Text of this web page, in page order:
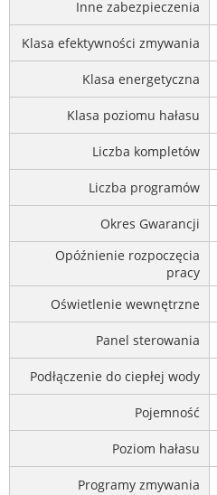
Inne zabezpieczenia
Klasa efektywności zmywania
Klasa energetyczna
Klasa poziomu hałasu
Liczba kompletów
Liczba programów
Okres Gwarancji
Opóźnienie rozpoczęcia
pracy
Oświetlenie wewnętrzne
Panel sterowania
Podłączenie do ciepłej wody
Pojemność
Poziom hałasu
Programy zmywania